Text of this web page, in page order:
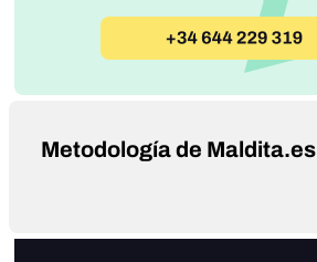
Metodología de Maldita.es